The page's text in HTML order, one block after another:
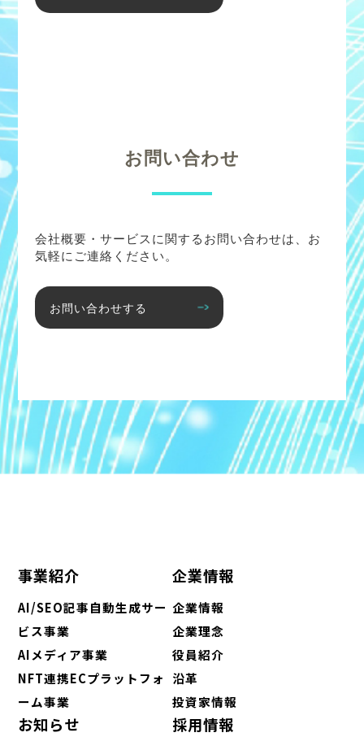
お問い合わせ
会社概要・サービスに関するお問い合わせは、お
気軽にご連絡ください。
お問い合わせする
事業紹介
AI/SEO記事自動生成サー
ビス事業
AIメディア事業
NFT連携ECプラットフォ
ーム事業
企業情報
企業情報
企業理念
役員紹介
沿革
投資家情報
お知らせ 採用情報